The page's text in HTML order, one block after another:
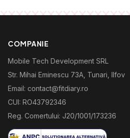
COMPANIE
Mobile Tech Development SRL
Str. Mihai Eminescu 73A, Tunari, Ilfov
Email: contact@fitdiary.ro
CUI: RO43792346
Reg. Comertului: J20/1001/173236